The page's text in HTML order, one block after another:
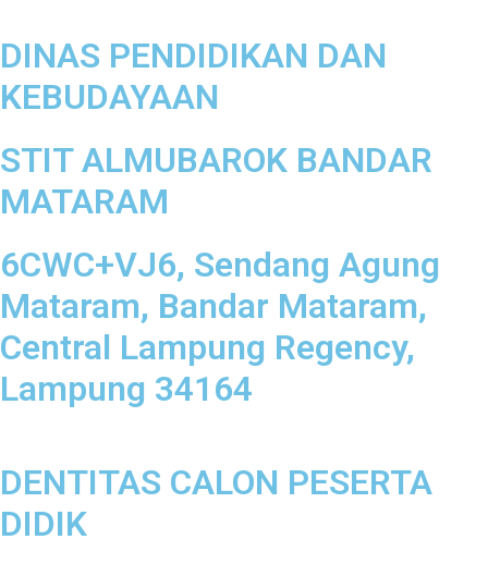
DINAS PENDIDIKAN DAN
KEBUDAYAAN
STIT ALMUBAROK BANDAR
MATARAM
6CWC+VJ6, Sendang Agung
Mataram, Bandar Mataram,
Central Lampung Regency,
Lampung 34164
DENTITAS CALON PESERTA
DIDIK